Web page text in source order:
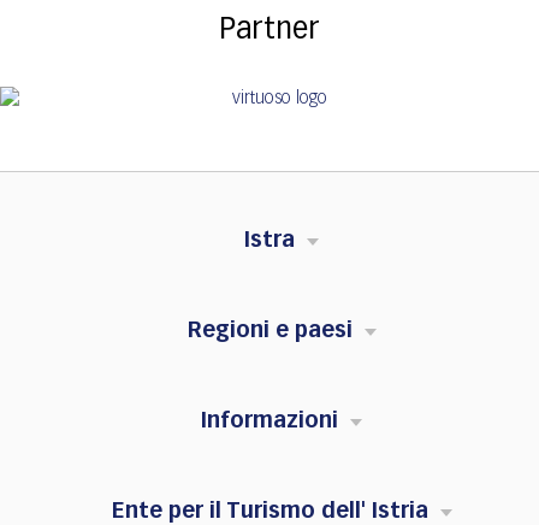
Partner
Istra
Regioni e paesi
Informazioni
Ente per il Turismo dell' Istria